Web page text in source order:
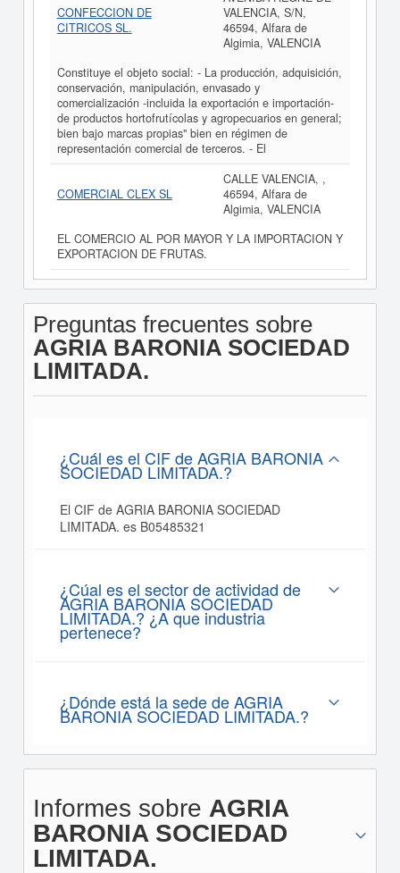
CONFECCION DE
CITRICOS SL.
VALENCIA, S/N,
46594, Alfara de
Algimia, VALENCIA
Constituye el objeto social: - La producción, adquisición,
conservación, manipulación, envasado y
comercialización -incluida la exportación e importación-
de productos hortofrutícolas y agropecuarios en general;
bien bajo marcas propias" bien en régimen de
representación comercial de terceros. - El
COMERCIAL CLEX SL
CALLE VALENCIA, ,
46594, Alfara de
Algimia, VALENCIA
EL COMERCIO AL POR MAYOR Y LA IMPORTACION Y
EXPORTACION DE FRUTAS.
Preguntas frecuentes sobre
AGRIA BARONIA SOCIEDAD
LIMITADA.
¿Cuál es el CIF de AGRIA BARONIA
SOCIEDAD LIMITADA.?
El CIF de AGRIA BARONIA SOCIEDAD
LIMITADA. es B05485321
¿Cúal es el sector de actividad de
AGRIA BARONIA SOCIEDAD
LIMITADA.? ¿A que industria
pertenece?
¿Dónde está la sede de AGRIA
BARONIA SOCIEDAD LIMITADA.?
Informes sobre AGRIA
BARONIA SOCIEDAD
LIMITADA.